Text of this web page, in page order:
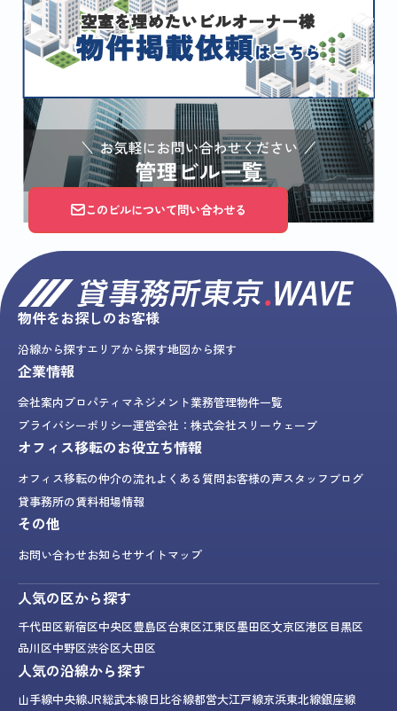
このビルについて問い合わせる
物件をお探しのお客様
沿線から探すエリアから探す地図から探す
企業情報
会社案内プロパティマネジメント業務管理物件一覧
プライバシーポリシー運営会社：株式会社スリーウェーブ
オフィス移転のお役立ち情報
オフィス移転の仲介の流れよくある質問お客様の声スタッフブログ
貸事務所の賃料相場情報
その他
お問い合わせお知らせサイトマップ
人気の区から探す
千代田区新宿区中央区豊島区台東区江東区墨田区文京区港区目黒区
品川区中野区渋谷区大田区
人気の沿線から探す
山手線中央線JR総武本線日比谷線都営大江戸線京浜東北線銀座線